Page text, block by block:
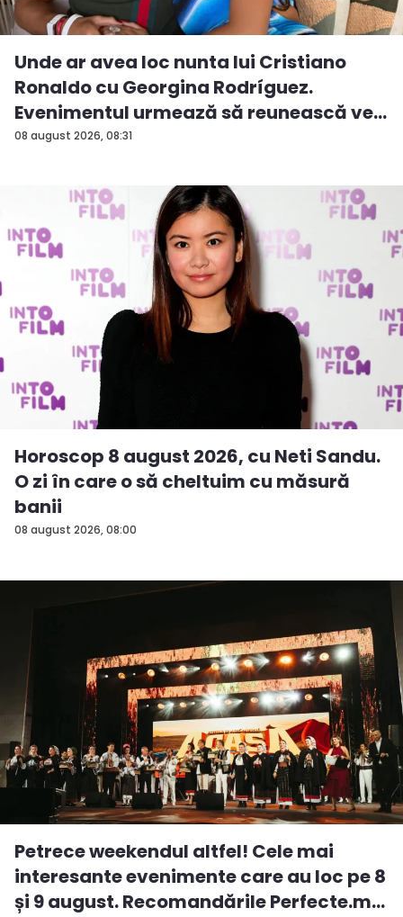
08 august 2026, 08:31
Unde ar avea loc nunta lui Cristiano
Ronaldo cu Georgina Rodríguez.
Evenimentul urmează să reunească ve...
08 august 2026, 08:00
Horoscop 8 august 2026, cu Neti Sandu.
O zi în care o să cheltuim cu măsură
banii
Petrece weekendul altfel! Cele mai
interesante evenimente care au loc pe 8
și 9 august. Recomandările Perfecte.m...